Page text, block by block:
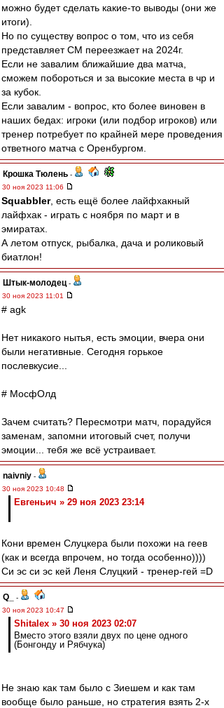
можно будет сделать какие-то выводы (они же
итоги).
Но по существу вопрос о том, что из себя
представляет СМ переезжает на 2024г.
Если не завалим ближайшие два матча,
сможем побороться и за высокие места в чр и
за кубок.
Если завалим - вопрос, кто более виновен в
наших бедах: игроки (или подбор игроков) или
тренер потребует по крайней мере проведения
ответного матча с Оренбургом.
Крошка Тюлень -
30 ноя 2023 11:06
Squabbler, есть ещё более лайфхакный
лайфхак - играть с ноября по март и в
эмиратах.
А летом отпуск, рыбалка, дача и роликовый
биатлон!
Штык-молодец -
30 ноя 2023 11:01
# agk
Нет никакого нытья, есть эмоции, вчера они
были негативные. Сегодня горькое
послевкусие...
# МосфОлд
Зачем считать? Пересмотри матч, порадуйся
заменам, запомни итоговый счет, получи
эмоции... тебя же всё устраивает.
naivniy -
30 ноя 2023 10:48
Евгеньич » 29 ноя 2023 23:14
Кони времен Слуцкера были похожи на геев
(как и всегда впрочем, но тогда особенно))))
Си эс си эс кей Леня Слуцкий - тренер-гей =D
Q_
-
30 ноя 2023 10:47
Shitalex » 30 ноя 2023 02:07
Вместо этого взяли двух по цене одного
(Бонгонду и Рябчука)
Не знаю как там было с Зиешем и как там
вообще было раньше, но стратегия взять 2-х